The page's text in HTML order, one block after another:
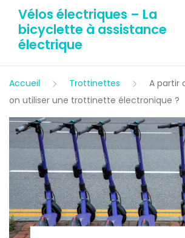
Vélos électriques – La
bicyclette à assistance
électrique
Accueil Trottinettes
A partir
on utiliser une trottinette électronique ?